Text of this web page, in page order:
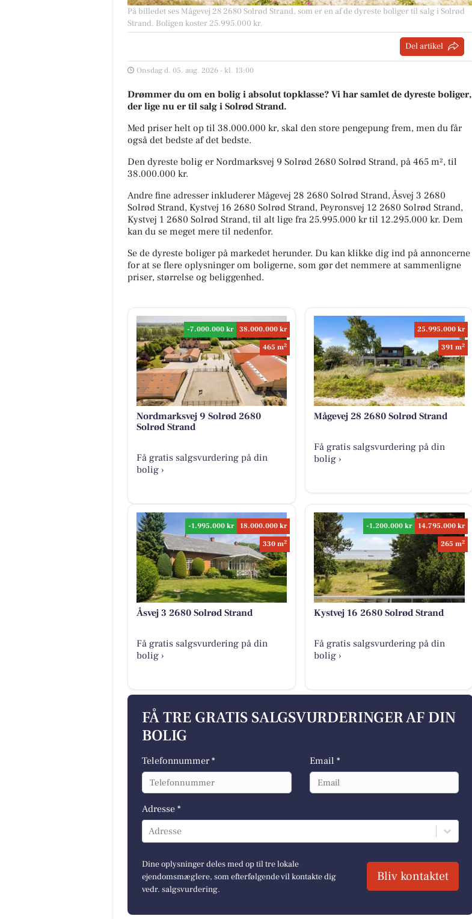
På billedet ses Mågevej 28 2680 Solrød Strand, som er en af de dyreste boliger til salg i Solrød
Strand. Boligen koster 25.995.000 kr.
Del artikel
Onsdag d. 05. aug. 2026 - kl. 13:00
Drømmer du om en bolig i absolut topklasse? Vi har samlet de dyreste boliger,
der lige nu er til salg i Solrød Strand.
Med priser helt op til 38.000.000 kr, skal den store pengepung frem, men du får
også det bedste af det bedste.
Den dyreste bolig er Nordmarksvej 9 Solrød 2680 Solrød Strand, på 465 m², til
38.000.000 kr.
Andre fine adresser inkluderer Mågevej 28 2680 Solrød Strand, Åsvej 3 2680
Solrød Strand, Kystvej 16 2680 Solrød Strand, Peyronsvej 12 2680 Solrød Strand,
Kystvej 1 2680 Solrød Strand, til alt lige fra 25.995.000 kr til 12.295.000 kr. Dem
kan du se meget mere til nedenfor.
Se de dyreste boliger på markedet herunder. Du kan klikke dig ind på annoncerne
for at se flere oplysninger om boligerne, som gør det nemmere at sammenligne
priser, størrelse og beliggenhed.
-7.000.000 kr
38.000.000 kr
465 m2
Nordmarksvej 9 Solrød 2680
Solrød Strand
Få gratis salgsvurdering på din
bolig ›
25.995.000 kr
391 m2
Mågevej 28 2680 Solrød Strand
Få gratis salgsvurdering på din
bolig ›
-1.995.000 kr
18.000.000 kr
330 m2
Åsvej 3 2680 Solrød Strand
Få gratis salgsvurdering på din
bolig ›
-1.200.000 kr
14.795.000 kr
265 m2
Kystvej 16 2680 Solrød Strand
Få gratis salgsvurdering på din
bolig ›
FÅ TRE GRATIS SALGSVURDERINGER AF DIN
BOLIG
Telefonnummer * Email *
Adresse *
Adresse
Dine oplysninger deles med op til tre lokale
ejendomsmæglere, som efterfølgende vil kontakte dig
vedr. salgsvurdering.
Bliv kontaktet